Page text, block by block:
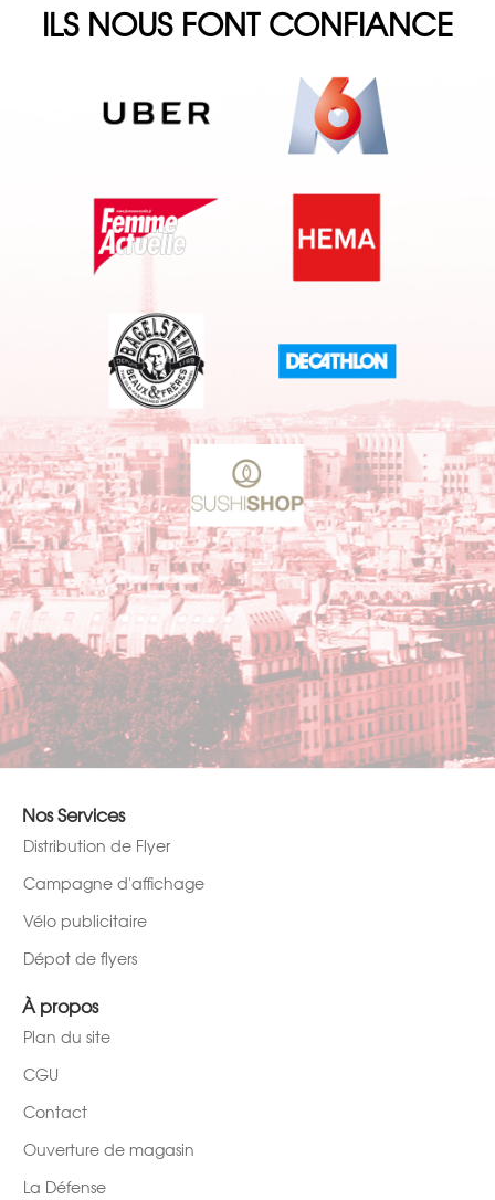
ILS NOUS FONT CONFIANCE
Nos Services
Distribution de Flyer
Campagne d'affichage
Vélo publicitaire
Dépot de flyers
À propos
Plan du site
CGU
Contact
Ouverture de magasin
La Défense